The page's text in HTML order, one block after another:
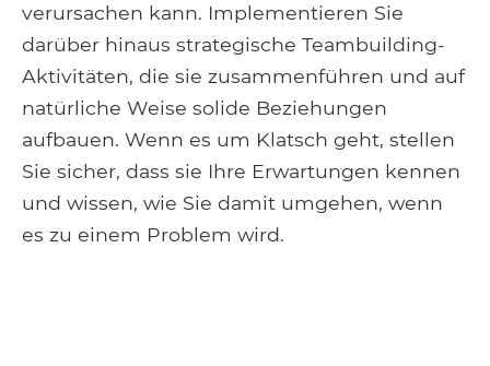
verursachen kann. Implementieren Sie
darüber hinaus strategische Teambuilding-
Aktivitäten, die sie zusammenführen und auf
natürliche Weise solide Beziehungen
aufbauen. Wenn es um Klatsch geht, stellen
Sie sicher, dass sie Ihre Erwartungen kennen
und wissen, wie Sie damit umgehen, wenn
es zu einem Problem wird.